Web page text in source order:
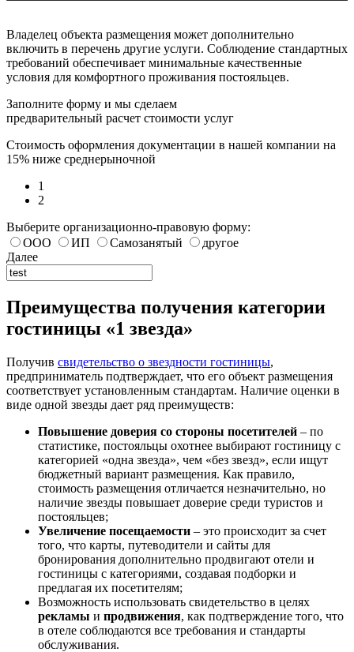
Владелец объекта размещения может дополнительно
включить в перечень другие услуги. Соблюдение стандартных
требований обеспечивает минимальные качественные
условия для комфортного проживания постояльцев.
Заполните форму и мы сделаем
предварительный расчет стоимости услуг
Стоимость оформления документации в нашей компании на
15% ниже среднерыночной
1
2
Выберите организационно-правовую форму:
ООО
ИП Самозанятый
другое
Далее
Преимущества получения категории
гостиницы «1 звезда»
Получив свидетельство о звездности гостиницы,
предприниматель подтверждает, что его объект размещения
соответствует установленным стандартам. Наличие оценки в
виде одной звезды дает ряд преимуществ:
Повышение доверия со стороны посетителей – по
статистике, постояльцы охотнее выбирают гостиницу с
категорией «одна звезда», чем «без звезд», если ищут
бюджетный вариант размещения. Как правило,
стоимость размещения отличается незначительно, но
наличие звезды повышает доверие среди туристов и
постояльцев;
Увеличение посещаемости – это происходит за счет
того, что карты, путеводители и сайты для
бронирования дополнительно продвигают отели и
гостиницы с категориями, создавая подборки и
предлагая их посетителям;
Возможность использовать свидетельство в целях
рекламы и продвижения, как подтверждение того, что
в отеле соблюдаются все требования и стандарты
обслуживания.